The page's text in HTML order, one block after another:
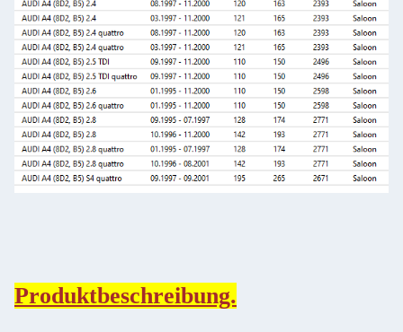
Produktbeschreibung.